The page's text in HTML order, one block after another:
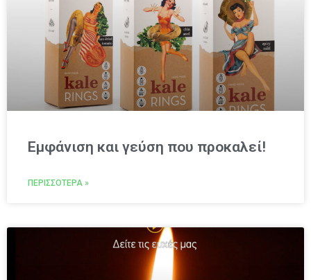
Εμφάνιση και γεύση που προκαλεί!
ΠΕΡΙΣΣΌΤΕΡΑ »